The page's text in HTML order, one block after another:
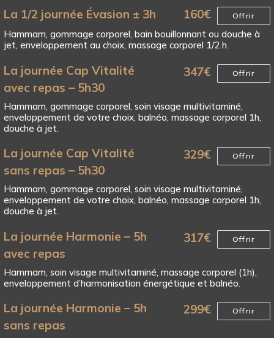
La 1/2 journée Évasion ± 3h 160€ Offrir
Hammam, gommage corporel, bain bouillonnant ou douche à
jet, enveloppement au choix, massage corporel 1/2 h.
La journée Cap Vitalité
avec repas – 5h30
347€ Offrir
Hammam, gommage corporel, soin visage multivitaminé,
enveloppement de votre choix, balnéo, massage corporel 1h,
douche à jet.
La journée Cap Vitalité
sans repas – 5h30
329€ Offrir
Hammam, gommage corporel, soin visage multivitaminé,
enveloppement de votre choix, balnéo, massage corporel 1h,
douche à jet.
La journée Harmonie – 5h
avec repas
317€ Offrir
Hammam, soin visage multivitaminé, massage corporel (1h),
enveloppement d’harmonisation énergétique et balnéo.
La journée Harmonie – 5h
sans repas
299€ Offrir